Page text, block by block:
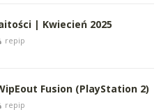
| Kwiecień 2025
repip
Fusion (PlayStation 2)
repip